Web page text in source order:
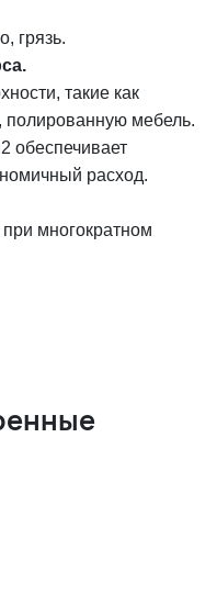
грязь.
такие как
мебель.
обеспечивает
расход.
многократном